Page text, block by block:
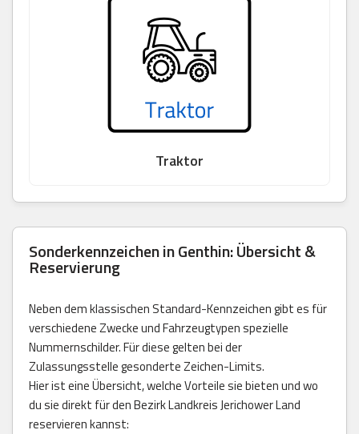
Traktor
Sonderkennzeichen in Genthin: Übersicht &
Reservierung
Neben dem klassischen Standard-Kennzeichen gibt es für
verschiedene Zwecke und Fahrzeugtypen spezielle
Nummernschilder. Für diese gelten bei der
Zulassungsstelle gesonderte Zeichen-Limits.
Hier ist eine Übersicht, welche Vorteile sie bieten und wo
du sie direkt für den Bezirk Landkreis Jerichower Land
reservieren kannst: